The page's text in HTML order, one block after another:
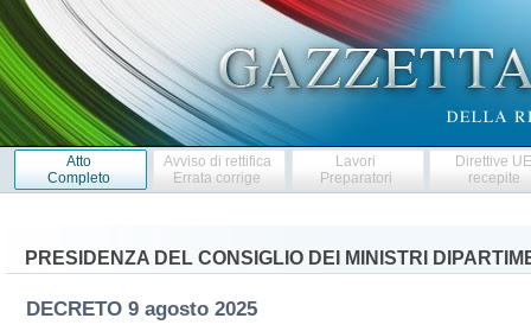
Atto
Completo
Avviso di rettifica
Errata corrige
Lavori
Preparatori
Direttive
recepite
PRESIDENZA DEL CONSIGLIO DEI MINISTRI
DECRETO 9 agosto 2025